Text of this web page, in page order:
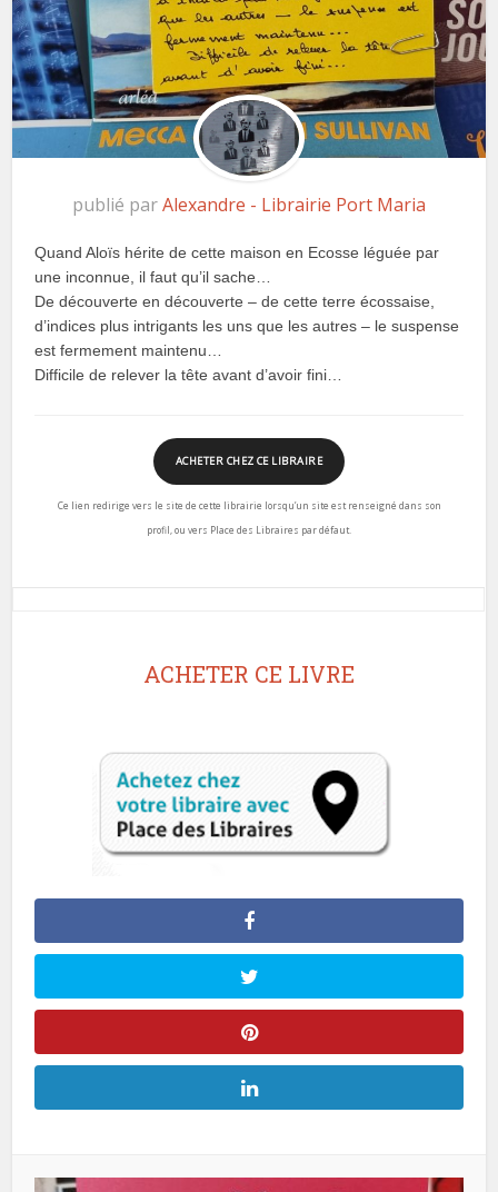
publié parAlexandre - Librairie Port Maria
Quand Aloïs hérite de cette maison en Ecosse léguée par
une inconnue, il faut qu’il sache…
De découverte en découverte – de cette terre écossaise,
d’indices plus intrigants les uns que les autres – le suspense
est fermement maintenu…
Difficile de relever la tête avant d’avoir fini…
ACHETER CHEZ CE LIBRAIRE
Ce lien redirige vers le site de cette librairie lorsqu’un site est renseigné dans son
profil, ou vers Place des Libraires par défaut.
ACHETER CE LIVRE